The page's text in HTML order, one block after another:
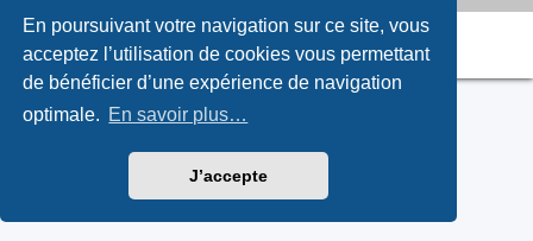
En poursuivant votre navigation sur ce site, vous
acceptez l’utilisation de cookies vous permettant
de bénéficier d’une expérience de navigation
optimale. En savoir plus…
J’accepte
Développé parphpBB ® Forum Software © phpBB Limited
PRIVACY_LINK |TERMS_LINK